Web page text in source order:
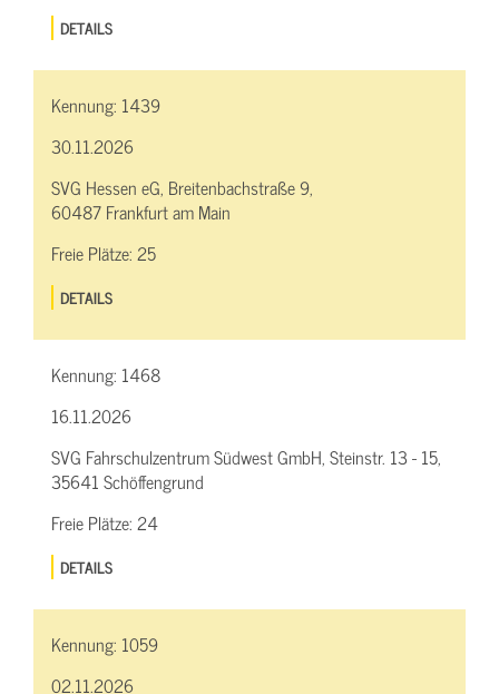
DETAILS
Kennung: 1439
30.11.2026
SVG Hessen eG, Breitenbachstraße 9,
60487 Frankfurt am Main
Freie Plätze:25
DETAILS
Kennung: 1468
16.11.2026
SVG Fahrschulzentrum Südwest GmbH, Steinstr. 13 - 15,
35641 Schöffengrund
Freie Plätze:24
DETAILS
Kennung: 1059
02.11.2026